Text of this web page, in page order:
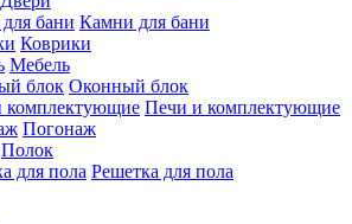
Камни для бани
Коврики
Мебель
Оконный блок
Печи и комплектующие
Погонаж
Полок
Решетка для пола